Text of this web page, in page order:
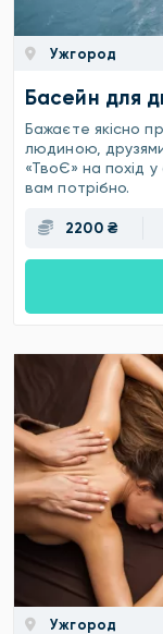
Ужгород
Басейн для
Бажаєте якісно
людиною,
«ТвоЄ» на похід
вам потрібно.
2200 ₴
Ужгород